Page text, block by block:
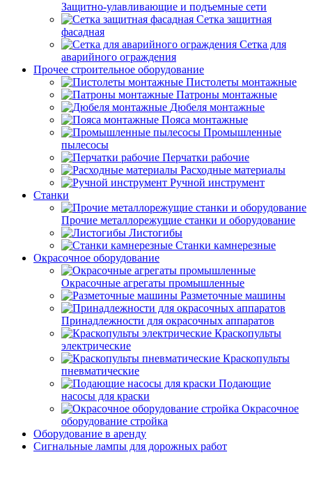
Защитно-улавливающие и подъемные сети
Сетка защитная
фасадная
Сетка для
аварийного ограждения
Прочее строительное оборудование
Пистолеты монтажные
Патроны монтажные
Дюбеля монтажные
Пояса монтажные
Промышленные
пылесосы
Перчатки рабочие
Расходные материалы
Ручной инструмент
Станки
Прочие металлорежущие станки и оборудование
Листогибы
Станки камнерезные
Окрасочное оборудование
Окрасочные агрегаты промышленные
Разметочные машины
Принадлежности для окрасочных аппаратов
Краскопульты
электрические
Краскопульты
пневматические
Подающие
насосы для краски
Окрасочное
оборудование стройка
Оборудование в аренду
Сигнальные лампы для дорожных работ